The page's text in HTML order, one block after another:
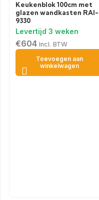
Keukenblok 100cm met
glazen wandkasten RAI-
9330
€604 Incl. BTW
Toevoegen aan
winkelwagen